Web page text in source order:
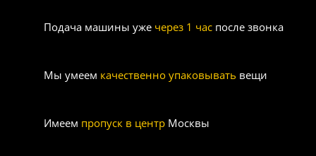
Подача машины уже через 1 часпосле звонка
Мы умеем качественно упаковывать вещи
Имеем пропуск в центрМосквы